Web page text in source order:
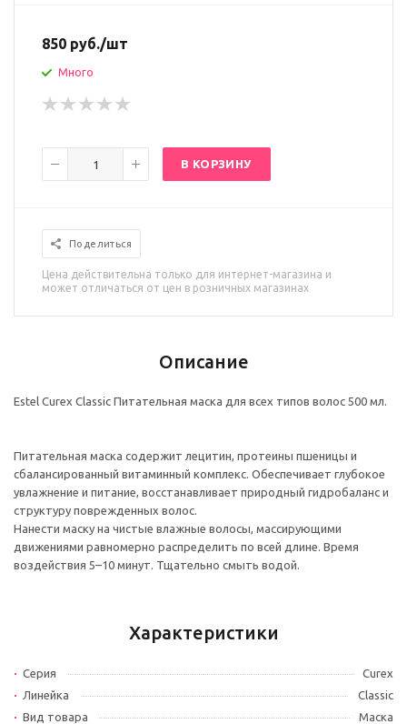
850 руб./шт
Много
В КОРЗИНУ
Поделиться
Цена действительна только для интернет-магазина и
может отличаться от цен в розничных магазинах
Описание
Estel Curex Classic Питательная маска для всех типов волос 500 мл.
Питательная маска содержит лецитин, протеины пшеницы и
сбалансированный витаминный комплекс. Обеспечивает глубокое
увлажнение и питание, восстанавливает природный гидробаланс и
структуру поврежденных волос.
Нанести маску на чистые влажные волосы, массирующими
движениями равномерно распределить по всей длине. Время
воздействия 5–10 минут. Тщательно смыть водой.
Характеристики
Серия
Curex
Линейка
Classic
Вид товара
Маска